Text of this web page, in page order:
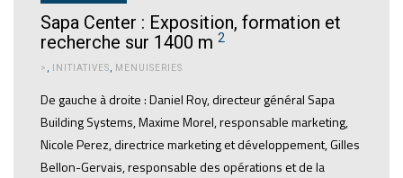
Sapa Center : Exposition, formation et
recherche sur 1400 m 2
> INITIATIVES MENUISERIES
De gauche à droite : Daniel Roy, directeur général Sapa
Building Systems, Maxime Morel, responsable marketing,
Nicole Perez, directrice marketing et développement, Gilles
Bellon-Gervais, responsable des opérations et de la